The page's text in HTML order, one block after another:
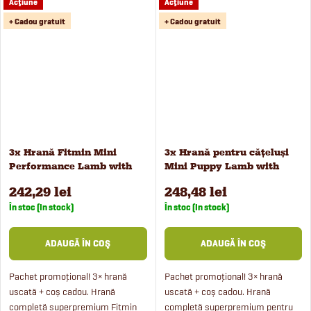
orez și mazăre. Hrana este
special adaptată pentru câini...
de miel și vită cu orez și mazăre.
Granulele sunt...
+ Cadou gratuit
3x Hrană Fitmin Mini
Performance Lamb with
242,29 lei
În stoc (In stock)
ADAUGĂ ÎN COŞ
Pachet promoțional! 3× hrană
uscată + coș cadou. Hrană
completă superpremium Fitmin
+ Cadou gratuit
3x Hrană pentru cățeluși
Mini Puppy Lamb with
248,48 lei
În stoc (In stock)
ADAUGĂ ÎN COŞ
Pachet promoțional! 3× hrană
uscată + coș cadou. Hrană
completă superpremium pentru